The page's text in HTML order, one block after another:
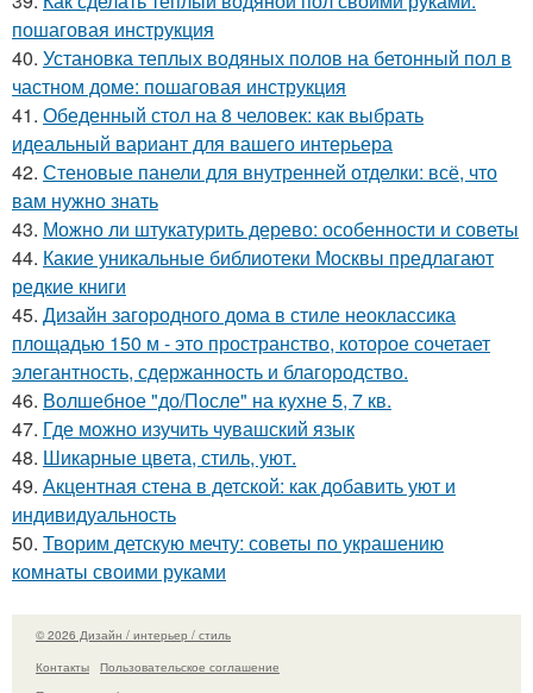
пошаговая инструкция
40. Установка теплых водяных полов на бетонный пол в
частном доме: пошаговая инструкция
41. Обеденный стол на 8 человек: как выбрать
идеальный вариант для вашего интерьера
42. Стеновые панели для внутренней отделки: всё, что
вам нужно знать
43. Можно ли штукатурить дерево: особенности и советы
44. Какие уникальные библиотеки Москвы предлагают
редкие книги
45. Дизайн загородного дома в стиле неоклассика
площадью 150 м - это пространство, которое сочетает
элегантность, сдержанность и благородство.
46. Волшебное "до/После" на кухне 5, 7 кв.
47. Где можно изучить чувашский язык
48. Шикарные цвета, стиль, уют.
49. Акцентная стена в детской: как добавить уют и
индивидуальность
50. Творим детскую мечту: советы по украшению
комнаты своими руками
© 2026 Дизайн / интерьер / стиль
Контакты
Пользовательское соглашение